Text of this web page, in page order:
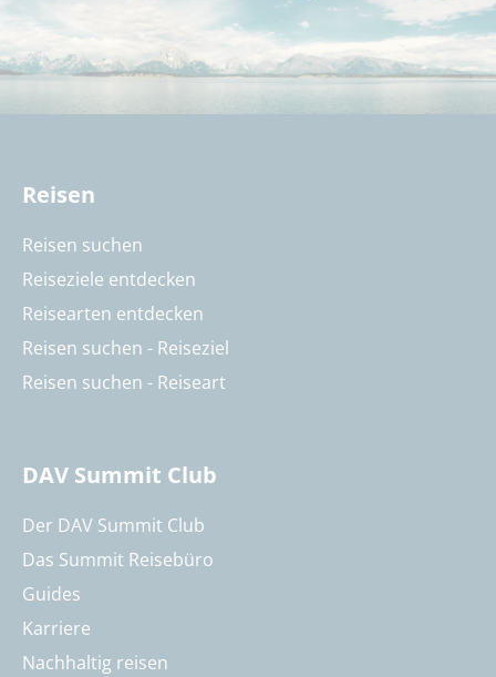
Reisen
Reisen suchen
Reiseziele entdecken
Reisearten entdecken
Reisen suchen - Reiseziel
Reisen suchen - Reiseart
DAV Summit Club
Der DAV Summit Club
Das Summit Reisebüro
Guides
Karriere
Nachhaltig reisen